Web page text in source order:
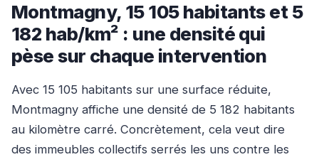
Montmagny, 15 105 habitants et 5
182 hab/km² : une densité qui
pèse sur chaque intervention
Avec 15 105 habitants sur une surface réduite,
Montmagny affiche une densité de 5 182 habitants
au kilomètre carré. Concrètement, cela veut dire
des immeubles collectifs serrés les uns contre les